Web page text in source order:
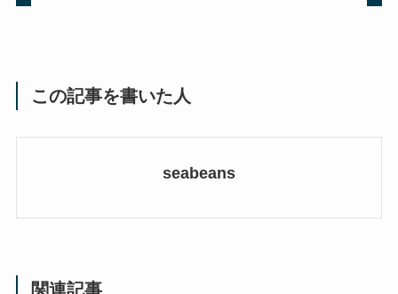
この記事を書いた人
seabeans
関連記事